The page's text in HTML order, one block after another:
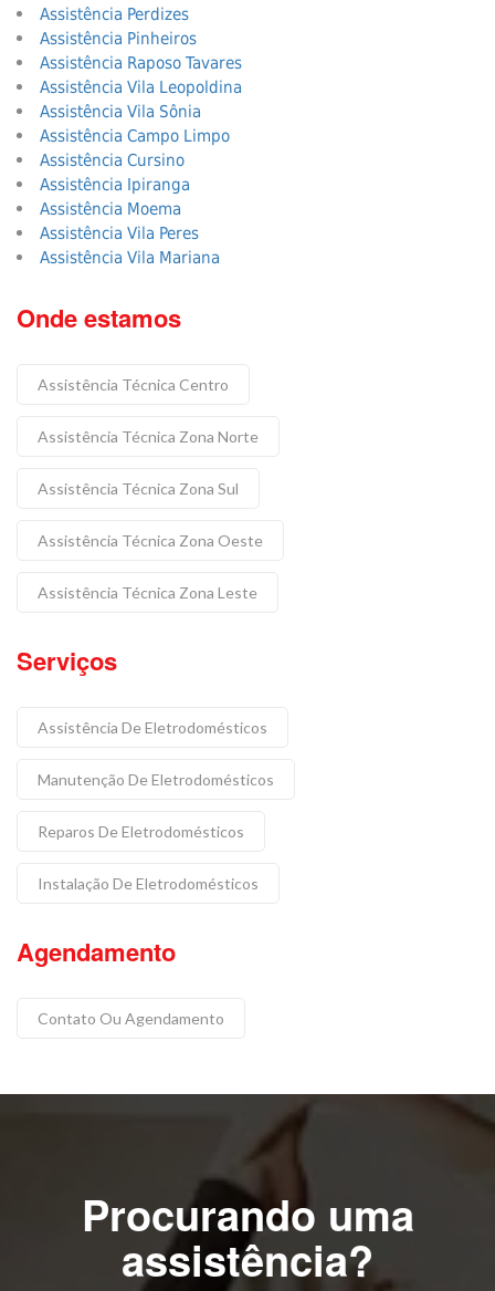
Assistência Perdizes
Assistência Pinheiros
Assistência Raposo Tavares
Assistência Vila Leopoldina
Assistência Vila Sônia
Assistência Campo Limpo
Assistência Cursino
Assistência Ipiranga
Assistência Moema
Assistência Vila Peres
Assistência Vila Mariana
Onde estamos
Assistência Técnica Centro
Assistência Técnica Zona Norte
Assistência Técnica Zona Sul
Assistência Técnica Zona Oeste
Assistência Técnica Zona Leste
Serviços
Assistência De Eletrodomésticos
Manutenção De Eletrodomésticos
Reparos De Eletrodomésticos
Instalação De Eletrodomésticos
Agendamento
Contato Ou Agendamento
Procurando uma
assistência?